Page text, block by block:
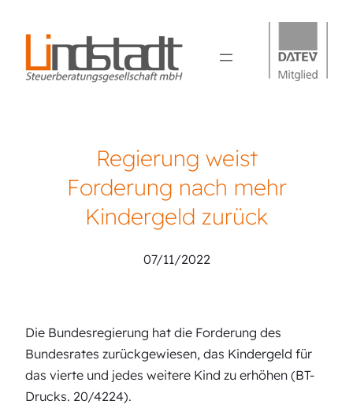
Regierung weist
Forderung nach mehr
Kindergeld zurück
07/11/2022
Die Bundesregierung hat die Forderung des
Bundesrates zurückgewiesen, das Kindergeld für
das vierte und jedes weitere Kind zu erhöhen (BT-
Drucks. 20/4224).